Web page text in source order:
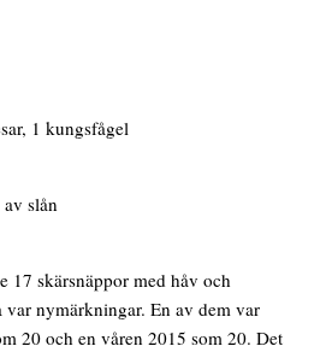
1 kungsfågel
slån
17 skärsnäppor med håv och
var nymärkningar. En av dem var
20 och en våren 2015 som 20. Det